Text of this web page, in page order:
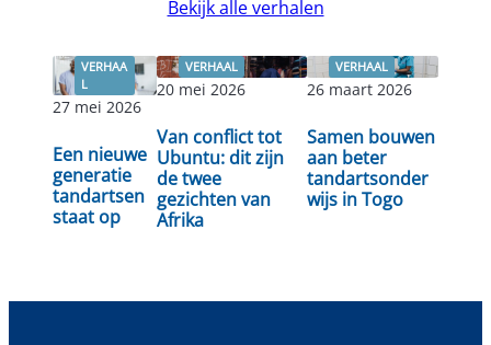
Bekijk alle verhalen
VERHAA
L
27 mei 2026
Een nieuwe
generatie
tandartsen
staat op
verder
VERHAAL
20 mei 2026
Van conflict tot
Ubuntu: dit zijn
de twee
gezichten van
Afrika
Lees verder
VERHAAL
26 maart 2026
Samen bouwen
aan beter
tandartsonder
wijs in Togo
Lees verder